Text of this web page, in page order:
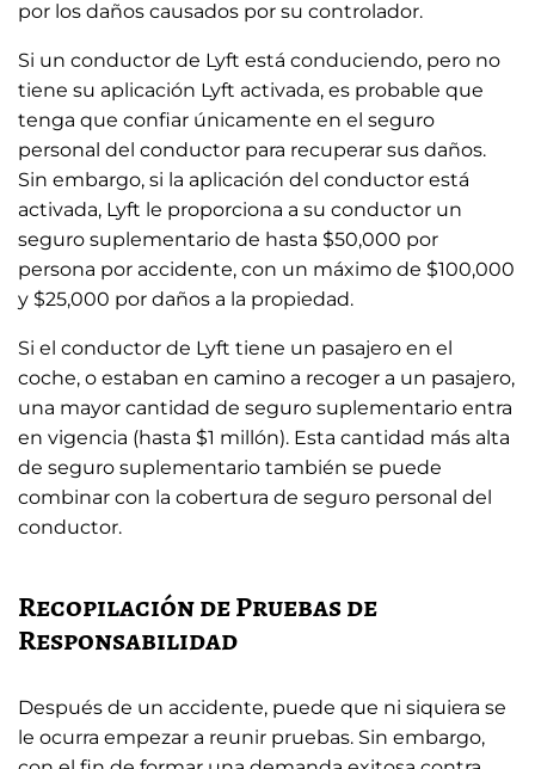
por los daños causados por su controlador.
Si un conductor de Lyft está conduciendo, pero no
tiene su aplicación Lyft activada, es probable que
tenga que confiar únicamente en el seguro
personal del conductor para recuperar sus daños.
Sin embargo, si la aplicación del conductor está
activada, Lyft le proporciona a su conductor un
seguro suplementario de hasta $50,000 por
persona por accidente, con un máximo de $100,000
y $25,000 por daños a la propiedad.
Si el conductor de Lyft tiene un pasajero en el
coche, o estaban en camino a recoger a un pasajero,
una mayor cantidad de seguro suplementario entra
en vigencia (hasta $1 millón). Esta cantidad más alta
de seguro suplementario también se puede
combinar con la cobertura de seguro personal del
conductor.
Recopilación de Pruebas de
Responsabilidad
Después de un accidente, puede que ni siquiera se
le ocurra empezar a reunir pruebas. Sin embargo,